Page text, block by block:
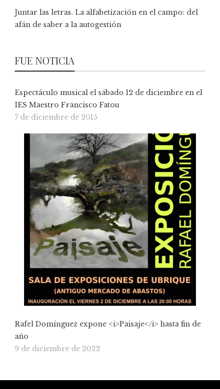
Juntar las letras. La alfabetización en el campo: del
afán de saber a la autogestión
FUE NOTICIA
Espectáculo musical el sábado 12 de diciembre en el
IES Maestro Francisco Fatou
7 de diciembre de 2015
Rafel Domínguez expone <i>Paisaje</i> hasta fin de
año
9 de diciembre de 2022